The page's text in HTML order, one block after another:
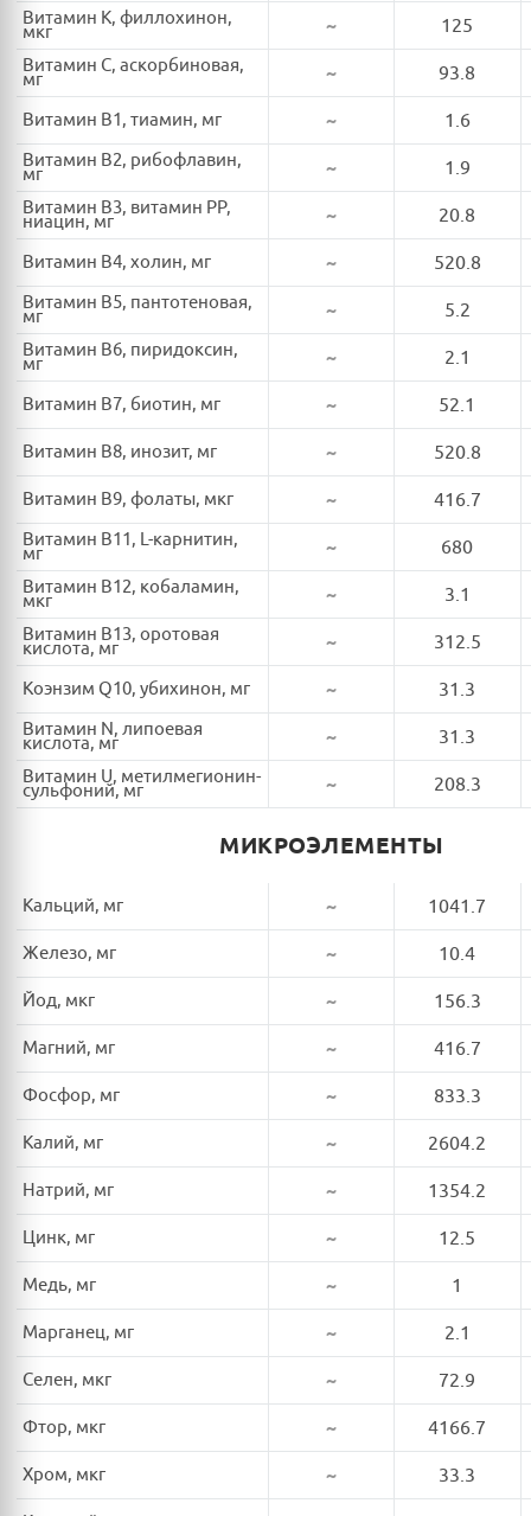
Витамин K, филлохинон,
мкг ~ 125
Витамин C, аскорбиновая,
мг ~ 93.8
Витамин B1, тиамин, мг ~ 1.6
Витамин B2, рибофлавин,
мг ~ 1.9
Витамин B3, витамин PP,
ниацин, мг ~ 20.8
Витамин B4, холин, мг ~ 520.8
Витамин B5, пантотеновая,
мг ~ 5.2
Витамин B6, пиридоксин,
мг ~ 2.1
Витамин B7, биотин, мг ~ 52.1
Витамин B8, инозит, мг ~ 520.8
Витамин B9, фолаты, мкг ~ 416.7
Витамин B11, L-карнитин,
мг ~ 680
Витамин B12, кобаламин,
мкг ~ 3.1
Витамин B13, оротовая
кислота, мг ~ 312.5
Коэнзим Q10, убихинон, мг ~ 31.3
Витамин N, липоевая
кислота, мг ~ 31.3
Витамин U, метилмегионин-
сульфоний, мг ~ 208.3
МИКРОЭЛЕМЕНТЫ
Кальций, мг ~ 1041.7
Железо, мг ~ 10.4
Йод, мкг ~ 156.3
Магний, мг ~ 416.7
Фосфор, мг ~ 833.3
Калий, мг ~ 2604.2
Натрий, мг ~ 1354.2
Цинк, мг ~ 12.5
Медь, мг ~ 1
Марганец, мг ~ 2.1
Селен, мкг ~ 72.9
Фтор, мкг ~ 4166.7
Хром, мкг ~ 33.3